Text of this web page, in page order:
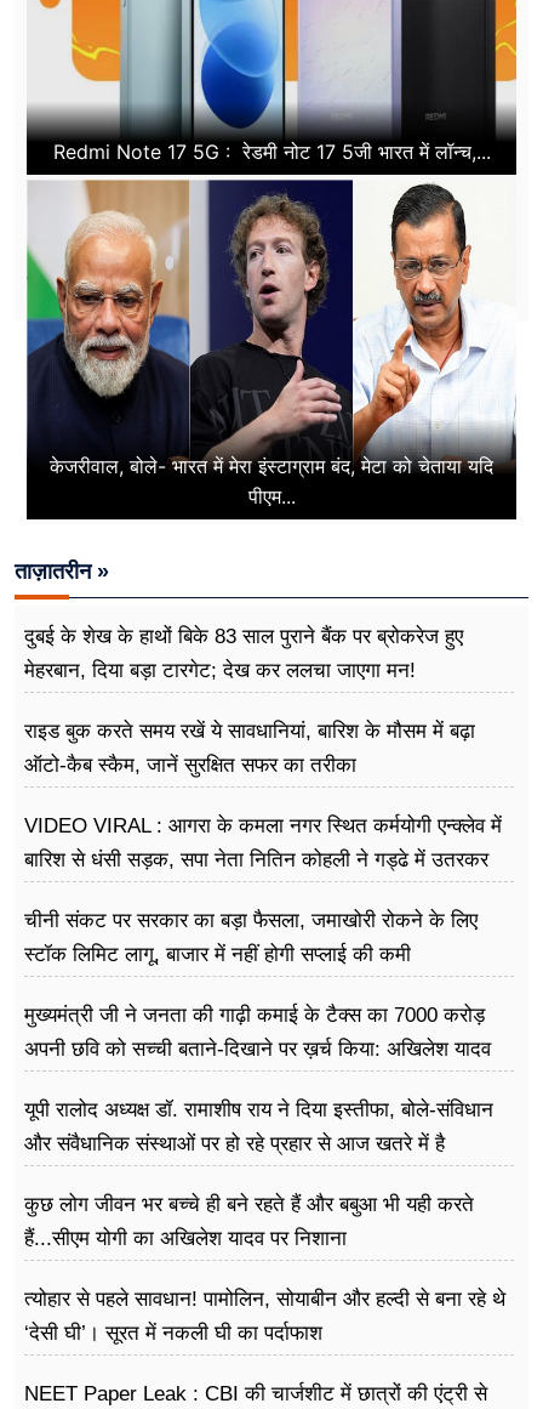
Redmi Note 17 5G : रेडमी नोट 17 5जी भारत में लॉन्च,...
केजरीवाल, बोले- भारत में मेरा इंस्टाग्राम बंद, मेटा को चेताया यदि
पीएम...
ताज़ातरीन »
दुबई के शेख के हाथों बिके 83 साल पुराने बैंक पर ब्रोकरेज हुए
मेहरबान, दिया बड़ा टारगेट; देख कर ललचा जाएगा मन!
राइड बुक करते समय रखें ये सावधानियां, बारिश के मौसम में बढ़ा
ऑटो-कैब स्कैम, जानें सुरक्षित सफर का तरीका
VIDEO VIRAL : आगरा के कमला नगर स्थित कर्मयोगी एन्क्लेव में
बारिश से धंसी सड़क, सपा नेता नितिन कोहली ने गड्ढे में उतरकर
चीनी संकट पर सरकार का बड़ा फैसला, जमाखोरी रोकने के लिए
स्टॉक लिमिट लागू, बाजार में नहीं होगी सप्लाई की कमी
मुख्यमंत्री जी ने जनता की गाढ़ी कमाई के टैक्स का 7000 करोड़
अपनी छवि को सच्ची बताने-दिखाने पर ख़र्च किया: अखिलेश यादव
यूपी रालोद अध्यक्ष डॉ. रामाशीष राय ने दिया इस्तीफा, बोले-संविधान
और संवैधानिक संस्थाओं पर हो रहे प्रहार से आज खतरे में है
कुछ लोग जीवन भर बच्चे ही बने रहते हैं और बबुआ भी यही करते
हैं...सीएम योगी का अखिलेश यादव पर निशाना
त्योहार से पहले सावधान! पामोलिन, सोयाबीन और हल्दी से बना रहे थे
‘देसी घी’। सूरत में नकली घी का पर्दाफाश
NEET Paper Leak : CBI की चार्जशीट में छात्रों की एंट्री से